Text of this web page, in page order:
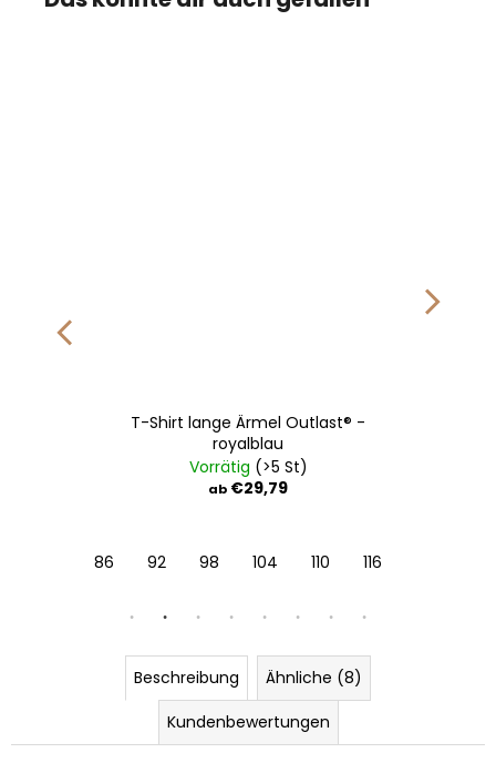
128
T-Shirt lange Ärmel Outlast® -
royalblau
Vorrätig (>5 St)
ab €29,79
86 92 98 104 110 116
Beschreibung
Ähnliche (8)
Kundenbewertungen